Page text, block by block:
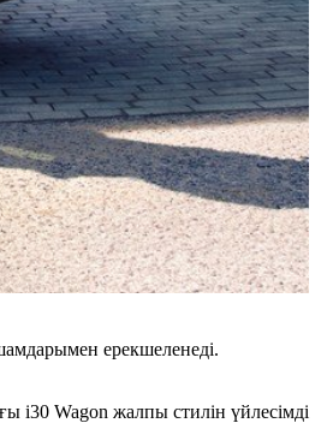
ерекшеленеді.
i30 Wagon жалпы стилін үйлесімді